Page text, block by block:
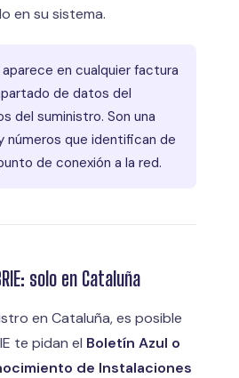
en su sistema.
aparece en cualquier factura
de datos del
del suministro. Son una
números que identifican de
de conexión a la red.
solo en Cataluña
en Cataluña, es posible
te pidan el Boletín Azul o
de Instalaciones